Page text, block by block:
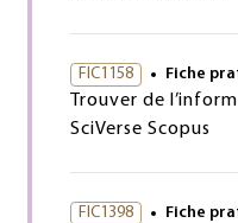
FIC1158 Fiche
Trouver de
SciVerse Scopus
FIC1398 Fiche